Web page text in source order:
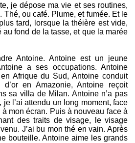
je dépose ma vie et ses routines,
Thé, ou café. Plume, et fumée. Et le
tard, lorsque la théière est vide,
au fond de la tasse, et que la marée
Antoine. Antoine est un jeune
a ses occupations. Antoine
Afrique du Sud, Antoine conduit
en Amazonie, Antoine reçoit
sa villa de Milan. Antoine n’a pas
l’ai attendu un long moment, face
mon écran. Puis à nouveau face à
des traits de visage, le visage
J’ai bu mon thé en vain. Après
bouteille. Antoine aime les grands